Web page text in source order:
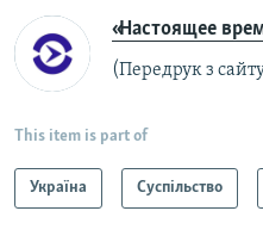
«Настоящее
(Передрук з
This item is part of
Україна Суспільство